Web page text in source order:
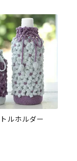
ルホルダー